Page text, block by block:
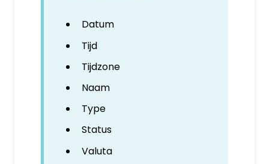
Datum
Tijd
Tijdzone
Naam
Type
Status
Valuta